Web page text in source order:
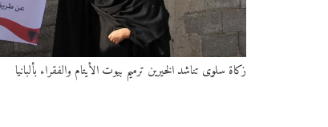
زكاة سلوى تناشد الخيرين ترميم بيوت الأيتام والفقراء بألبانيا